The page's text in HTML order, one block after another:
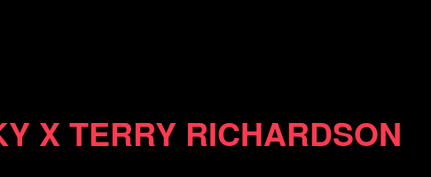
X TERRY RICHARDSON